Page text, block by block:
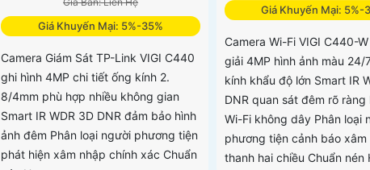
Giá Khuyến Mại: 5%-35%
Camera Giám Sát TP-Link VIGI C440
ghi hình 4MP chi tiết ống kính 2.
8/4mm phù hợp nhiều không gian
Smart IR WDR 3D DNR đảm bảo hình
ảnh đêm Phân loại người phương tiện
phát hiện xâm nhập chính xác Chuẩn
Giá Khuyến Mại: 5%-
Camera Wi-Fi VIGI C440-
giải 4MP hình ảnh màu 24/
kính khẩu độ lớn Smart IR
DNR quan sát đêm rõ ràng
Wi-Fi không dây Phân loại
phương tiện cảnh báo xâm
thanh hai chiều Chuẩn nén